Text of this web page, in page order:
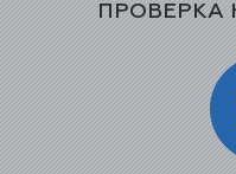
ПРОВЕРКА